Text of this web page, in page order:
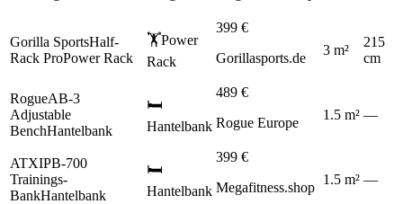
Gorilla SportsHalf-
Rack ProPower Rack
🏋️Power
Rack
399 €
Gorillasports.de
3 m²
215
cm
RogueAB-3
Adjustable
BenchHantelbank
🛏️
Hantelbank
489 €
Rogue Europe
1.5 m² —
ATXIPB-700
Trainings-
BankHantelbank
🛏️
Hantelbank
399 €
Megafitness.shop
1.5 m² —